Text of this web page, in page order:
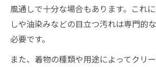
風通しで十分な場合もあります。これ
しや油染みなどの目立つ汚れは専門的
必要です。
また、着物の種類や用途によってクリ